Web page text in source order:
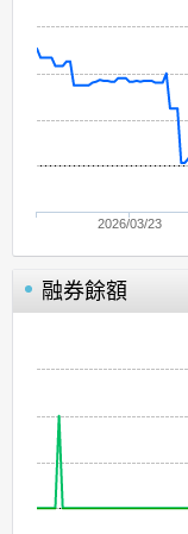
2026/03/23
融券餘額